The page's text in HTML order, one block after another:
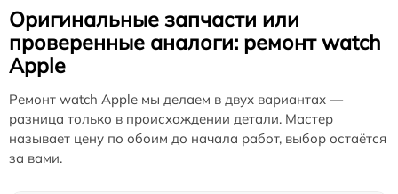
Оригинальные запчасти или
проверенные аналоги: ремонт watch
Apple
Ремонт watch Apple мы делаем в двух вариантах —
разница только в происхождении детали. Мастер
называет цену по обоим до начала работ, выбор остаётся
за вами.